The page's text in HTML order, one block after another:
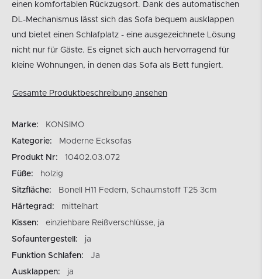
einen komfortablen Rückzugsort. Dank des automatischen
DL-Mechanismus lässt sich das Sofa bequem ausklappen
und bietet einen Schlafplatz - eine ausgezeichnete Lösung
nicht nur für Gäste. Es eignet sich auch hervorragend für
kleine Wohnungen, in denen das Sofa als Bett fungiert.
Gesamte Produktbeschreibung ansehen
Marke:
KONSIMO
Kategorie:
Moderne Ecksofas
Produkt Nr:
10402.03.072
Füße:
holzig
Sitzfläche:
Bonell H11 Federn, Schaumstoff T25 3cm
Härtegrad:
mittelhart
Kissen:
einziehbare Reißverschlüsse, ja
Sofauntergestell:
ja
Funktion Schlafen:
Ja
Ausklappen:
ja